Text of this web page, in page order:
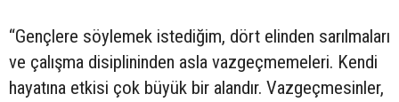
“Gençlere söylemek istediğim, dört elinden sarılmaları
ve çalışma disiplininden asla vazgeçmemeleri. Kendi
hayatına etkisi çok büyük bir alandır. Vazgeçmesinler,